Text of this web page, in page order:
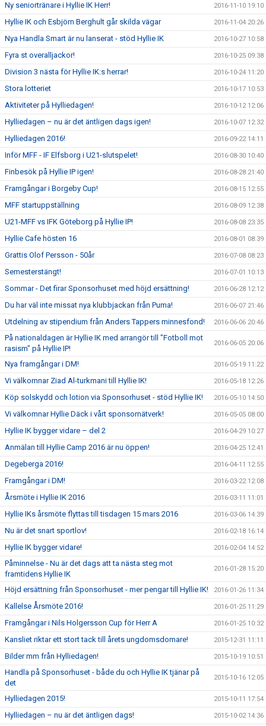
Ny seniortränare i Hyllie IK Herr! 2016-11-10 19:10
Hyllie IK och Esbjörn Berghult går skilda vägar 2016-11-04 20:26
Nya Handla Smart är nu lanserat - stöd Hyllie IK 2016-10-27 10:58
Fyra st overalljackor! 2016-10-25 09:38
Division 3 nästa för Hyllie IK:s herrar! 2016-10-24 11:20
Stora lotteriet 2016-10-17 10:53
Aktiviteter på Hylliedagen! 2016-10-12 12:06
Hylliedagen – nu är det äntligen dags igen! 2016-10-07 12:32
Hylliedagen 2016! 2016-09-22 14:11
Inför MFF - IF Elfsborg i U21-slutspelet! 2016-08-30 10:40
Finbesök på Hyllie IP igen! 2016-08-28 21:40
Framgångar i Borgeby Cup! 2016-08-15 12:55
MFF startuppställning 2016-08-09 12:38
U21-MFF vs IFK Göteborg på Hyllie IP! 2016-08-08 23:35
Hyllie Cafe hösten 16 2016-08-01 08:39
Grattis Olof Persson - 50år 2016-07-08 08:23
Semesterstängt! 2016-07-01 10:13
Sommar - Det firar Sponsorhuset med höjd ersättning! 2016-06-28 12:12
Du har väl inte missat nya klubbjackan från Puma! 2016-06-07 21:46
Utdelning av stipendium från Anders Tappers minnesfond! 2016-06-06 20:46
På nationaldagen är Hyllie IK med arrangör till "Fotboll mot
rasism" på Hyllie IP!
2016-06-05 20:06
Nya framgångar i DM! 2016-05-19 11:22
Vi välkomnar Ziad Al-turkmani till Hyllie IK! 2016-05-18 12:26
Köp solskydd och lotion via Sponsorhuset - stöd Hyllie IK! 2016-05-10 14:50
Vi välkomnar Hyllie Däck i vårt sponsornätverk! 2016-05-05 08:00
Hyllie IK bygger vidare – del 2 2016-04-29 10:27
Anmälan till Hyllie Camp 2016 är nu öppen! 2016-04-25 12:41
Degeberga 2016! 2016-04-11 12:55
Framgångar i DM! 2016-03-22 12:08
Årsmöte i Hyllie IK 2016 2016-03-11 11:01
Hyllie IKs årsmöte flyttas till tisdagen 15 mars 2016 2016-03-06 14:39
Nu är det snart sportlov! 2016-02-18 16:14
Hyllie IK bygger vidare! 2016-02-04 14:52
Påminnelse - Nu är det dags att ta nästa steg mot
framtidens Hyllie IK
2016-01-28 15:20
Höjd ersättning från Sponsorhuset - mer pengar till Hyllie IK! 2016-01-26 11:34
Kallelse Årsmöte 2016! 2016-01-25 11:29
Framgångar i Nils Holgersson Cup för Herr A 2016-01-25 10:32
Kansliet riktar ett stort tack till årets ungdomsdomare! 2015-12-31 11:11
Bilder mm från Hylliedagen! 2015-10-19 10:51
Handla på Sponsorhuset - både du och Hyllie IK tjänar på
det
2015-10-16 12:05
Hylliedagen 2015! 2015-10-11 17:54
Hylliedagen – nu är det äntligen dags! 2015-10-02 14:36